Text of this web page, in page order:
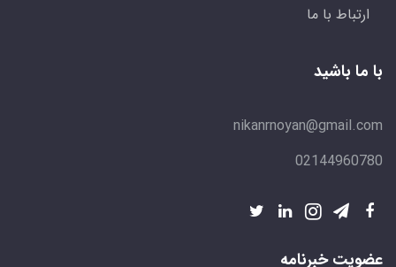
ارتباط با ما
با ما باشید
nikanrnoyan@gmail.com
02144960780
عضویت خبرنامه